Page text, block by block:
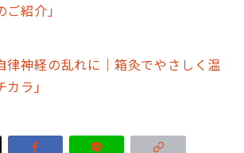
紹介」
律神経の乱れに｜箱灸でやさしく温
ラ」